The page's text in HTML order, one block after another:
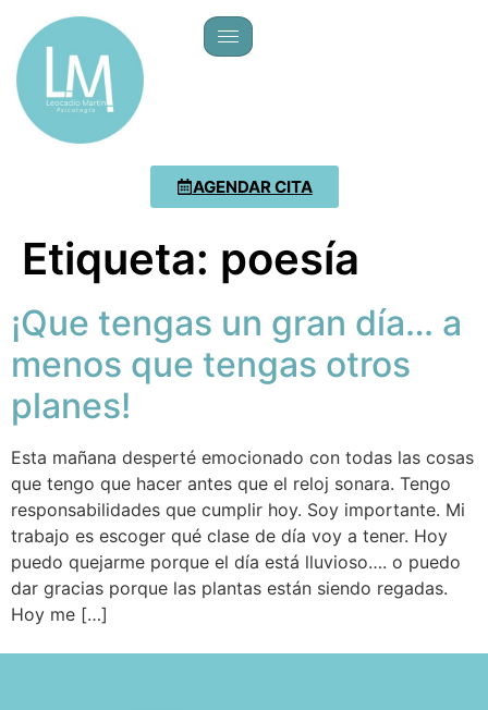
AGENDAR CITA
Etiqueta: poesía
¡Que tengas un gran día… a
menos que tengas otros
planes!
Esta mañana desperté emocionado con todas las cosas
que tengo que hacer antes que el reloj sonara. Tengo
responsabilidades que cumplir hoy. Soy importante. Mi
trabajo es escoger qué clase de día voy a tener. Hoy
puedo quejarme porque el día está lluvioso…. o puedo
dar gracias porque las plantas están siendo regadas.
Hoy me […]